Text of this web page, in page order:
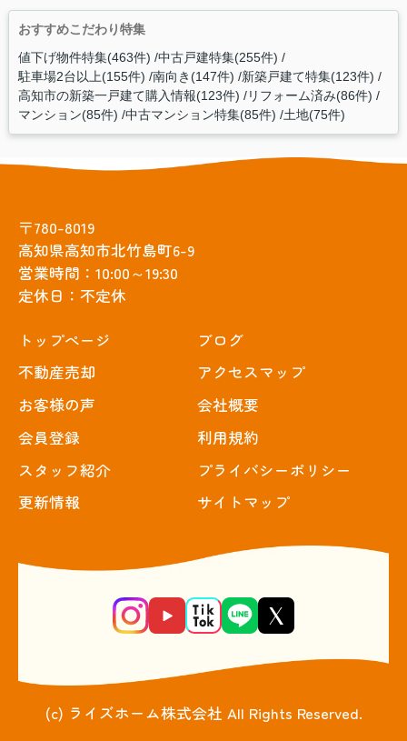
おすすめこだわり特集
値下げ物件特集(463件) 中古戸建特集(255件)
駐車場2台以上(155件) 南向き(147件) 新築戸建て特集(123件)
高知市の新築一戸建て購入情報(123件) リフォーム済み(86件)
マンション(85件) 中古マンション特集(85件) 土地(75件)
〒780-8019
高知県高知市北竹島町6-9
営業時間：10:00～19:30
定休日：不定休
トップぺージ
不動産売却
お客様の声
会員登録
スタッフ紹介
更新情報
ブログ
アクセスマップ
会社概要
利用規約
プライバシーポリシー
サイトマップ
(c) ライズホーム株式会社 All Rights Reserved.